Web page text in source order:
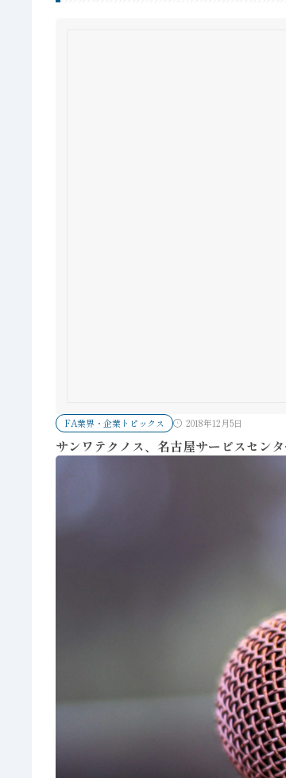
FA業界・企業トピックス 2018年12月5日
サンワテクノス、名古屋サービスセン